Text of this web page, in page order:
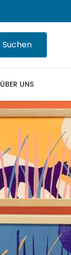
Suchen
ÜBER UNS